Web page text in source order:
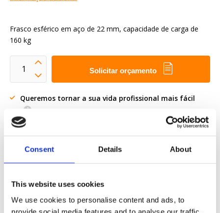
Consent Details About
This website uses cookies
We use cookies to personalise content and ads, to
Frasco esférico em aço de 22 mm, capacidade de carga de
160 kg
Solicitar orçamento
Queremos tornar a sua vida profissional mais fácil
Entrega rápida
Modelos CAD 3D
Serviço de engenharia
Download PDF